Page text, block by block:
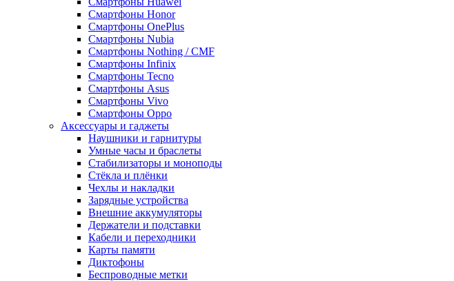
Смартфоны Honor
Смартфоны OnePlus
Смартфоны Nubia
Смартфоны Nothing / CMF
Смартфоны Infinix
Смартфоны Tecno
Смартфоны Asus
Смартфоны Vivo
Смартфоны Oppo
Аксессуары и гаджеты
Наушники и гарнитуры
Умные часы и браслеты
Стабилизаторы и моноподы
Стёкла и плёнки
Чехлы и накладки
Зарядные устройства
Внешние аккумуляторы
Держатели и подставки
Кабели и переходники
Карты памяти
Диктофоны
Беспроводные метки